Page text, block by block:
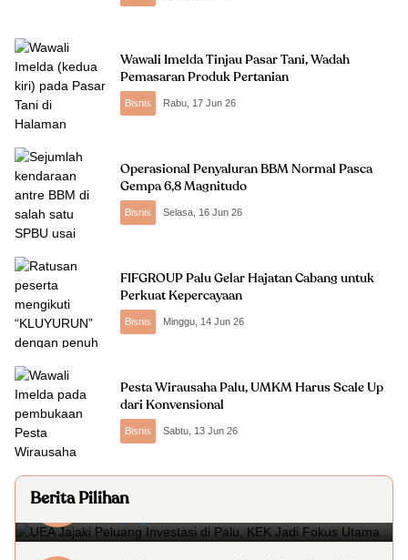
Wawali Imelda Tinjau Pasar Tani, Wadah
Pemasaran Produk Pertanian
Bisnis Rabu, 17 Jun 26
Operasional Penyaluran BBM Normal Pasca
Gempa 6,8 Magnitudo
Bisnis Selasa, 16 Jun 26
FIFGROUP Palu Gelar Hajatan Cabang untuk
Perkuat Kepercayaan
Bisnis Minggu, 14 Jun 26
Pesta Wirausaha Palu, UMKM Harus Scale Up
dari Konvensional
Bisnis Sabtu, 13 Jun 26
Berita Pilihan
1
Fokus Utama